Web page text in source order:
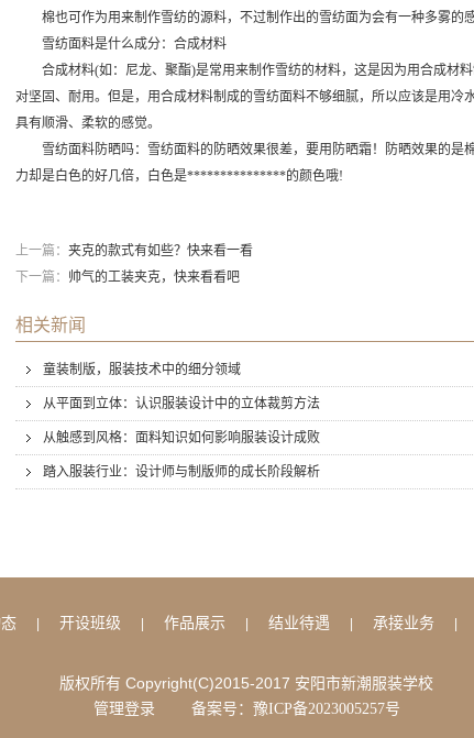
棉也可作为用来制作雪纺的源料，不过制作出的雪纺面为会有一种多雾的感
雪纺面料是什么成分：合成材料
合成材料(如：尼龙、聚酯)是常用来制作雪纺的材料，这是因为用合成材
对坚固、耐用。但是，用合成材料制成的雪纺面料不够细腻，所以应该是用
具有顺滑、柔软的感觉。
雪纺面料防晒吗：雪纺面料的防晒效果很差，要用防晒霜！防晒效果的是
力却是白色的好几倍，白色是***************的颜色哦!
上一篇： 夹克的款式有如些？快来看一看
下一篇： 帅气的工装夹克，快来看看吧
相关新闻
童装制版，服装技术中的细分领域
从平面到立体：认识服装设计中的立体裁剪方法
从触感到风格：面料知识如何影响服装设计成败
踏入服装行业：设计师与制版师的成长阶段解析
开设班级 作品展示 结业待遇 承接业务
版权所有 Copyright(C)2015-2017 安阳市新潮服装学校
管理登录 备案号：豫ICP备2023005257号